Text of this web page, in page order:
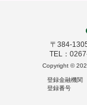
〒384-
TEL：
Copyright ©
登録金融機関
登録番号 関